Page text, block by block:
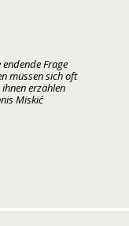
endende Frage
müssen sich oft
erzählen
Miskić